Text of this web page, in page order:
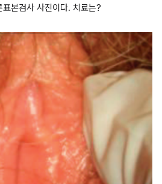
본검사 사진이다. 치료는?